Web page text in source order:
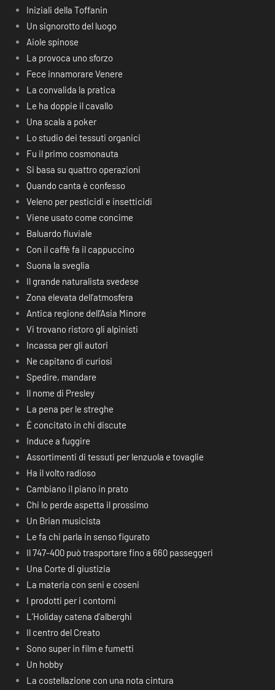
Iniziali della Toffanin
Un signorotto del luogo
Aiole spinose
La provoca uno sforzo
Fece innamorare Venere
La convalida la pratica
Le ha doppie il cavallo
Una scala a poker
Lo studio dei tessuti organici
Fu il primo cosmonauta
Si basa su quattro operazioni
Quando canta è confesso
Veleno per pesticidi e insetticidi
Viene usato come concime
Baluardo fluviale
Con il caffè fa il cappuccino
Suona la sveglia
Il grande naturalista svedese
Zona elevata dell’atmosfera
Antica regione dell’Asia Minore
Vi trovano ristoro gli alpinisti
Incassa per gli autori
Ne capitano di curiosi
Spedire, mandare
Il nome di Presley
La pena per le streghe
É concitato in chi discute
Induce a fuggire
Assortimenti di tessuti per lenzuola e tovaglie
Ha il volto radioso
Cambiano il piano in prato
Chi lo perde aspetta il prossimo
Un Brian musicista
Le fa chi parla in senso figurato
Il 747-400 può trasportare fino a 660 passeggeri
Una Corte di giustizia
La materia con seni e coseni
I prodotti per i contorni
L’Holiday catena d’alberghi
Il centro del Creato
Sono super in film e fumetti
Un hobby
La costellazione con una nota cintura